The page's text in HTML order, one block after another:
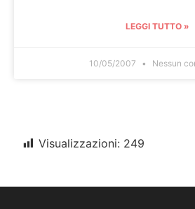
LEGGI TUTTO »
10/05/2007 Nessun
Visualizzazioni: 249